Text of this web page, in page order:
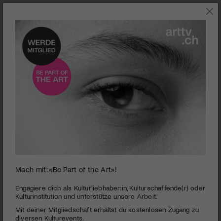
seconds
minutes,
seconds
Literaturhaus Zentralschweiz | Arno Camenisch | Der
PUBLIZIERT AM 16. MAI 2018
Arno Camenisch las mit musikalischer Begleitung im
Mach mit: «Be Part of the Art»!
Engagiere dich als Kulturliebhaber:in, Kulturschaffende(r) oder
Kulturinstitution und unterstütze unsere Arbeit.
Mit deiner Mitgliedschaft erhältst du kostenlosen Zugang zu
diversen Kulturevents.